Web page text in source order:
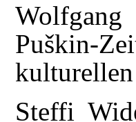
Puškin-
Steffi